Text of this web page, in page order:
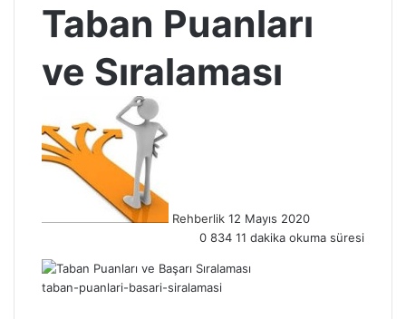
Taban Puanları
ve Sıralaması
Rehberlik 12 Mayıs 2020
0 834 11 dakika okuma süresi
taban-puanlari-basari-siralamasi